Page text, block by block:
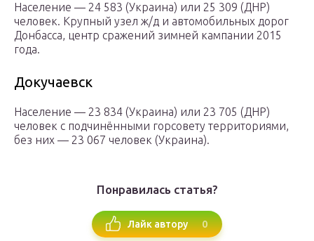
Население — 24 583 (Украина) или 25 309 (ДНР)
человек. Крупный узел ж/д и автомобильных дорог
Донбасса, центр сражений зимней кампании 2015
года.
Докучаевск
Население — 23 834 (Украина) или 23 705 (ДНР)
человек с подчинёнными горсовету территориями,
без них — 23 067 человек (Украина).
Понравилась статья?
Лайк автору 0